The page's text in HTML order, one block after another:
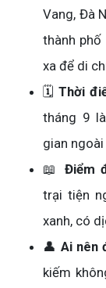
Vang, Đà
thành phố
xa để di
🗓️Thời
tháng 9
gian
📖 Điểm
trại tiện
xanh, có
👤 Ai nên
kiếm